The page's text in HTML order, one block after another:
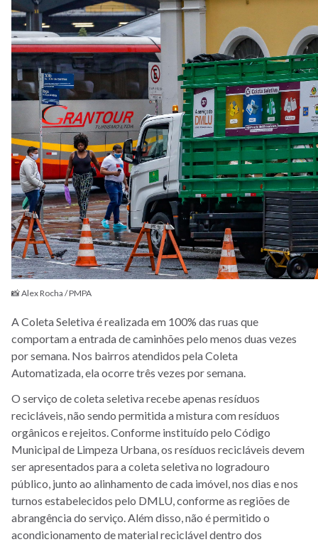
📸 Alex Rocha / PMPA
A Coleta Seletiva é realizada em 100% das ruas que
comportam a entrada de caminhões pelo menos duas vezes
por semana. Nos bairros atendidos pela Coleta
Automatizada, ela ocorre três vezes por semana.
O serviço de coleta seletiva recebe apenas resíduos
recicláveis, não sendo permitida a mistura com resíduos
orgânicos e rejeitos. Conforme instituído pelo Código
Municipal de Limpeza Urbana, os resíduos recicláveis devem
ser apresentados para a coleta seletiva no logradouro
público, junto ao alinhamento de cada imóvel, nos dias e nos
turnos estabelecidos pelo DMLU, conforme as regiões de
abrangência do serviço. Além disso, não é permitido o
acondicionamento de material reciclável dentro dos